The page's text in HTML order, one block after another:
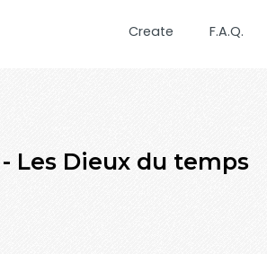
Create F.A.Q.
Les Dieux du temps